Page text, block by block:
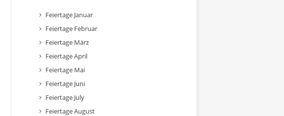
Feiertage Januar
Feiertage Februar
Feiertage März
Feiertage April
Feiertage Mai
Feiertage Juni
Feiertage July
Feiertage August